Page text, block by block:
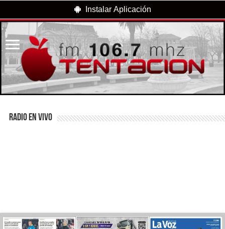
Instalar Aplicación
RADIO EN VIVO